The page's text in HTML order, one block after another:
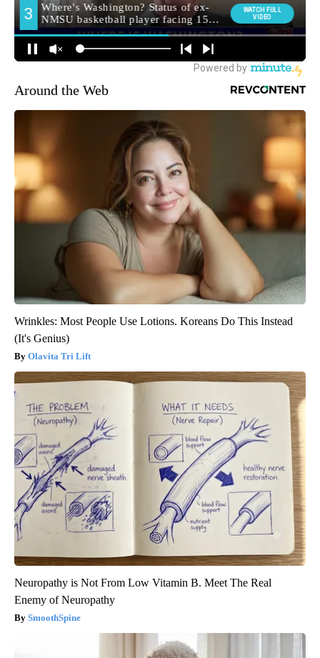
Around the Web
Wrinkles: Most People Use Lotions. Koreans Do This Instead
(It's Genius)
Olavita Tri Lift
Neuropathy is Not From Low Vitamin B. Meet The Real
Enemy of Neuropathy
SmoothSpine